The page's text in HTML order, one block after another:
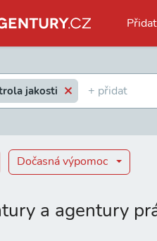
jakosti
Dočasná výpomoc
a agentury